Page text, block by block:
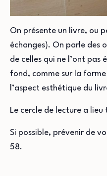
On présente un livre, ou
échanges). On parle des
de celles qui ne l’ont pas
fond, comme sur la
l’aspect esthétique du
Le cercle de lecture a lieu
Si possible, prévenir de
58.